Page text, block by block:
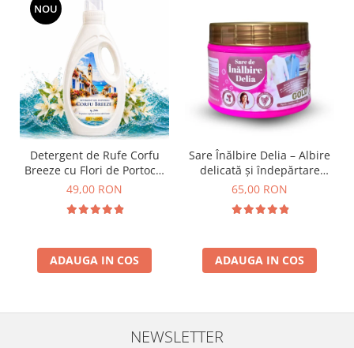
NOU
Detergent de Rufe Corfu
Breeze cu Flori de Portocal
by Delia 2L
49,00 RON
ADAUGA IN COS
Sare Înălbire Delia – Albire
delicată și îndepărtare
eficientă a petelor 500 g
65,00 RON
ADAUGA IN COS
NEWSLETTER